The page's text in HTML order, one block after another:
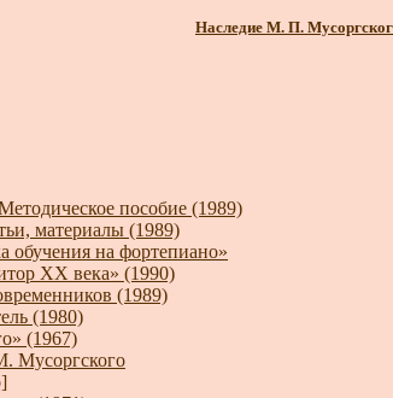
Наследие М. П.
пособие (1989)
материалы (1989)
обучения на фортепиано»
XX века» (1990)
(1989)
(1980)
(1967)
Мусоргского